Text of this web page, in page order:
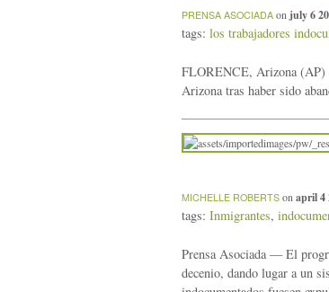
PRENSA ASOCIADA on july 6
tags: los trabajadores
FLORENCE, Arizona (AP)
Arizona tras haber sido
MICHELLE ROBERTS on april 4
tags: Inmigrantes,
Prensa Asociada — El
decenio, dando lugar a un